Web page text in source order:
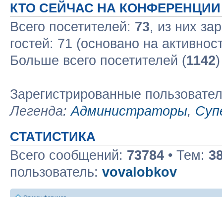
КТО СЕЙЧАС НА КОНФЕРЕНЦИИ
Всего посетителей: 73, из них
гостей: 71 (основано на
Больше всего посетителей (1142
Зарегистрированные
Легенда:Администраторы,
СТАТИСТИКА
Всего сообщений: 73784 • Тем:
пользователь: vovalobkov